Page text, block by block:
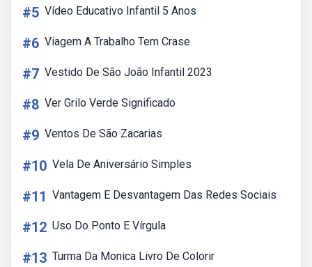
#5 Vídeo Educativo Infantil 5 Anos
#6 Viagem A Trabalho Tem Crase
#7 Vestido De São João Infantil 2023
#8 Ver Grilo Verde Significado
#9 Ventos De São Zacarias
#10 Vela De Aniversário Simples
#11 Vantagem E Desvantagem Das Redes Sociais
#12 Uso Do Ponto E Vírgula
#13 Turma Da Monica Livro De Colorir